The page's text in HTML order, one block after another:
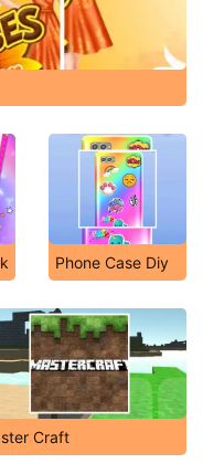
Phone Case Diy
Craft